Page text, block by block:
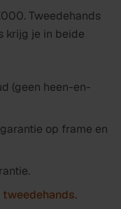
Tweedehands
krijg je in beide
(geen heen-en-
op frame en
.